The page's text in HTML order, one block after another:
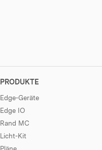
PRODUKTE
Edge-Geräte
Edge IO
Rand MC
Licht-Kit
Pläne